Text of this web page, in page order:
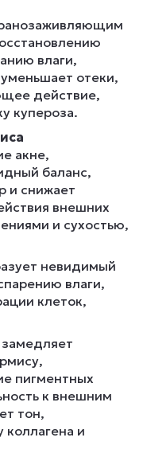
влаги,
отеки,
действие,
купероза.
акне,
баланс,
и снижает
внешних
и сухостью,
невидимый
влаги,
клеток,
замедляет
пигментных
к внешним
тон,
коллагена и